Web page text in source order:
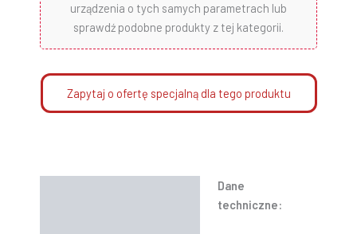
urządzenia o tych samych parametrach lub
sprawdź podobne produkty z tej kategorii.
Zapytaj o ofertę specjalną dla tego produktu
Dane
techniczne: